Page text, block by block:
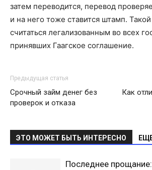
затем переводится, перевод
и на него тоже ставится штамп.
считаться легализованным во всех
принявших Гаагское соглашение.
Предыдущая статья
Срочный займ денег без
проверок и отказа
Как
ЭТО МОЖЕТ БЫТЬ ИНТЕРЕСНО
Последнее